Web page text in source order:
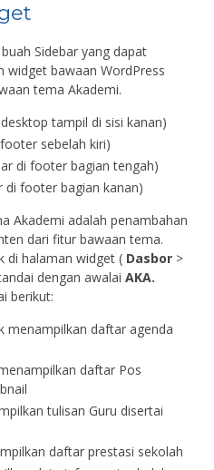
Sidebar yang dapat
widget bawaan WordPress
tema Akademi.
tampil di sisi kanan)
sebelah kiri)
di footer bagian tengah)
di footer bagian kanan)
Akademi adalah penambahan
dari fitur bawaan tema.
di halaman widget ( Dasbor >
dengan awalai AKA.
berikut:
menampilkan daftar agenda
daftar Pos
tulisan Guru disertai
daftar prestasi sekolah